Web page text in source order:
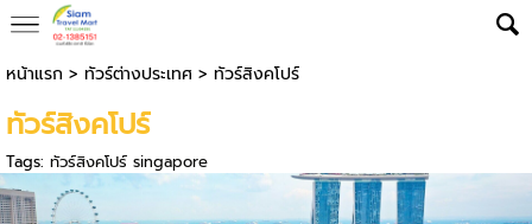
หน้าแรก > ทัวร์ต่างประเทศ> ทัวร์สิงคโปร์
ทัวร์สิงคโปร์
Tags: ทัวร์สิงคโปร์ singapore